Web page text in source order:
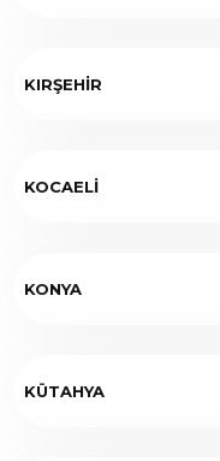
KIRŞEHİR
KOCAELİ
KONYA
KÜTAHYA